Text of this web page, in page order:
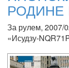
За рулем, 2007/
«Исудзу-